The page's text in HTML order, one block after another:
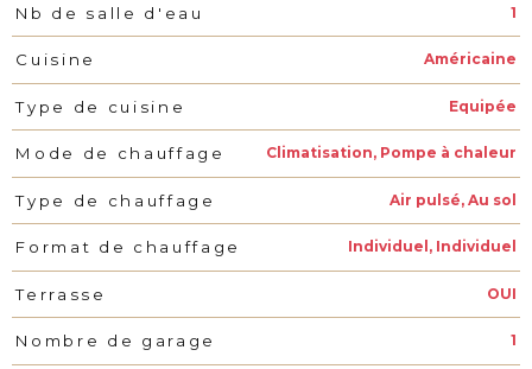
Nb de salle d'eau 1
Cuisine Américaine
Type de cuisine Equipée
Mode de chauffage Climatisation, Pompe à chaleur
Type de chauffage Air pulsé, Au sol
Format de chauffage Individuel, Individuel
Terrasse OUI
Nombre de garage 1